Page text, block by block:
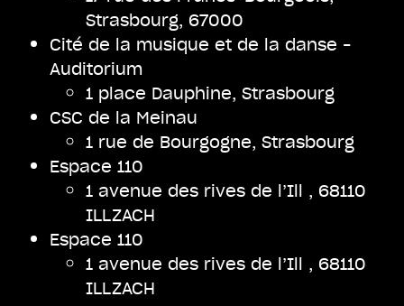
Strasbourg, 67000
Cité de la musique et de la danse –
Auditorium
1 place Dauphine, Strasbourg
CSC de la Meinau
1 rue de Bourgogne, Strasbourg
Espace 110
1 avenue des rives de l’Ill , 68110
ILLZACH
Espace 110
1 avenue des rives de l’Ill , 68110
ILLZACH